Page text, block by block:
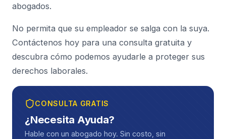
abogados.
No permita que su empleador se salga con la suya.
Contáctenos hoy para una consulta gratuita y
descubra cómo podemos ayudarle a proteger sus
derechos laborales.
CONSULTA GRATIS
¿Necesita Ayuda?
Hable con un abogado hoy. Sin costo, sin